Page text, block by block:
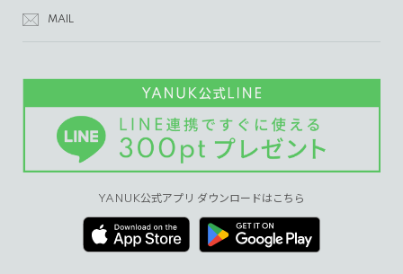
MAIL
YANUK公式アプリ ダウンロードはこちら